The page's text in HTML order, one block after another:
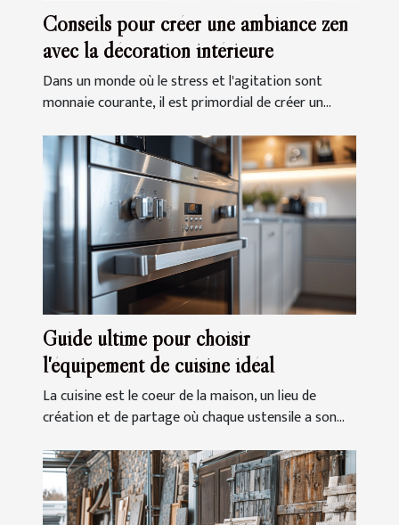
Conseils pour créer une ambiance zen
avec la décoration intérieure
Dans un monde où le stress et l'agitation sont
monnaie courante, il est primordial de créer un...
Guide ultime pour choisir
l'équipement de cuisine idéal
La cuisine est le coeur de la maison, un lieu de
création et de partage où chaque ustensile a son...